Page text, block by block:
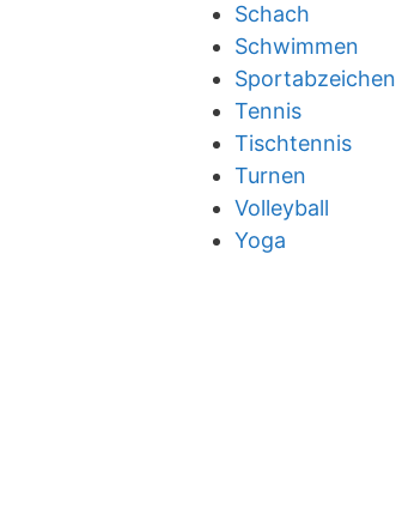
Schach
Schwimmen
Sportabzeichen
Tennis
Tischtennis
Turnen
Volleyball
Yoga